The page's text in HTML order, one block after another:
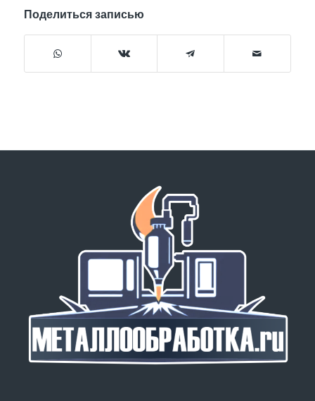
Поделиться записью